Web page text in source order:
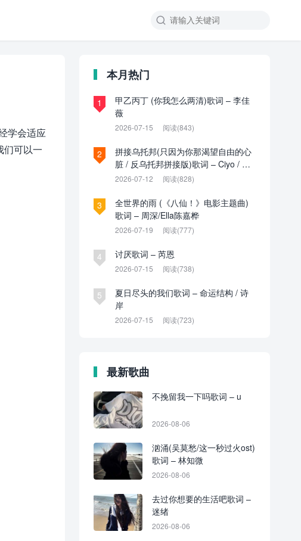

学会适应
们可以一
本月热门
1
甲乙丙丁 (你我怎么两清)歌词 – 李佳
薇
2026-07-15 阅读(843)
2
拼接乌托邦(只因为你那渴望自由的心
脏 / 反乌托邦拼接版)歌词 – Ciyo / 见
过夏天P / 乌托邦P
2026-07-12 阅读(828)
3
全世界的雨 (《八仙！》电影主题曲)
歌词 – 周深/Ella陈嘉桦
2026-07-19 阅读(777)
4 讨厌歌词 – 芮恩
2026-07-15 阅读(738)
5
夏日尽头的我们歌词 – 命运结构 / 诗
岸
2026-07-15 阅读(723)
最新歌曲
不挽留我一下吗歌词 – u
2026-08-06
汹涌(吴莫愁/这一秒过火ost)
歌词 – 林知微
2026-08-06
去过你想要的生活吧歌词 –
迷绪
2026-08-06